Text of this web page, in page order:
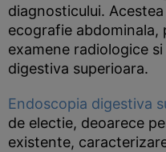
diagnosticului.
ecografie abdominala,
examene radiologice
digestiva superioara.
Endoscopia digestiva
de electie, deoarece
existente,